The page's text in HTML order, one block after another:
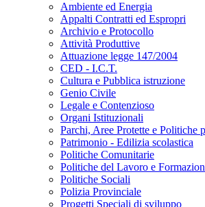
Ambiente ed Energia
Appalti Contratti ed Espropri
Archivio e Protocollo
Attività Produttive
Attuazione legge 147/2004
CED - I.C.T.
Cultura e Pubblica istruzione
Genio Civile
Legale e Contenzioso
Organi Istituzionali
Parchi, Aree Protette e Politiche
Patrimonio - Edilizia scolastica
Politiche Comunitarie
Politiche del Lavoro e
Politiche Sociali
Polizia Provinciale
Progetti Speciali di sviluppo